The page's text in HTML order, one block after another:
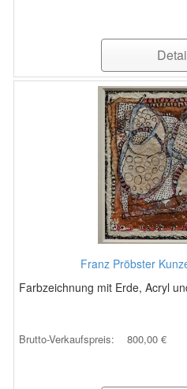
Franz Pröbster
Farbzeichnung mit Erde, Acryl
Brutto-Verkaufspreis: 800,00 €